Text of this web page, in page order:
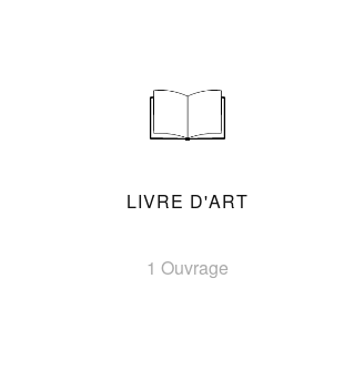
LIVRE D'ART
1 Ouvrage